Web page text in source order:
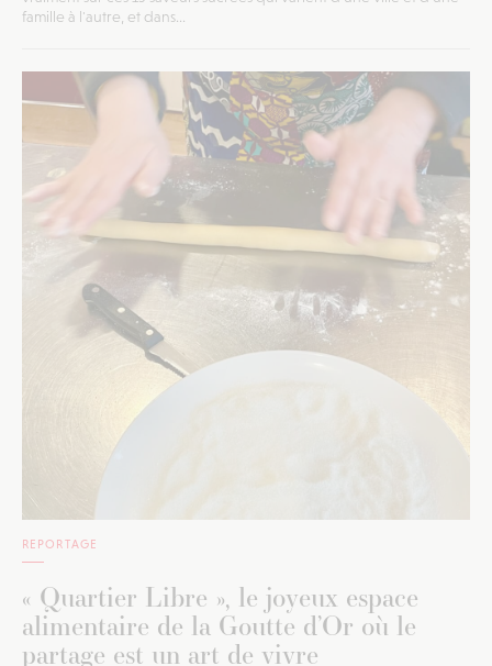
famille à l'autre, et dans...
REPORTAGE
« Quartier Libre », le joyeux espace
alimentaire de la Goutte d’Or où le
partage est un art de vivre